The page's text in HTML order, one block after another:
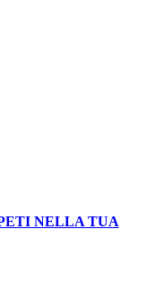
NELLA TUA